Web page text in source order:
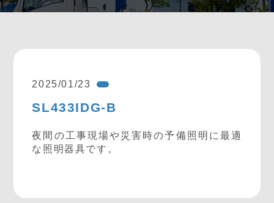
2025/01/23
SL433IDG-B
夜間の工事現場や災害時の予備照明に最適
な照明器具です。